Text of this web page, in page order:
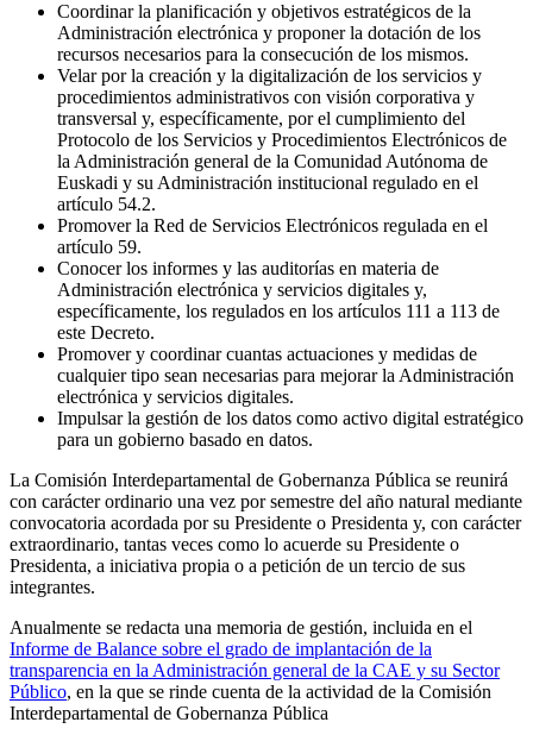
Coordinar la planificación y objetivos estratégicos de la
Administración electrónica y proponer la dotación de los
recursos necesarios para la consecución de los mismos.
Velar por la creación y la digitalización de los servicios y
procedimientos administrativos con visión corporativa y
transversal y, específicamente, por el cumplimiento del
Protocolo de los Servicios y Procedimientos Electrónicos de
la Administración general de la Comunidad Autónoma de
Euskadi y su Administración institucional regulado en el
artículo 54.2.
Promover la Red de Servicios Electrónicos regulada en el
artículo 59.
Conocer los informes y las auditorías en materia de
Administración electrónica y servicios digitales y,
específicamente, los regulados en los artículos 111 a 113 de
este Decreto.
Promover y coordinar cuantas actuaciones y medidas de
cualquier tipo sean necesarias para mejorar la Administración
electrónica y servicios digitales.
Impulsar la gestión de los datos como activo digital estratégico
para un gobierno basado en datos.
La Comisión Interdepartamental de Gobernanza Pública se reunirá
con carácter ordinario una vez por semestre del año natural mediante
convocatoria acordada por su Presidente o Presidenta y, con carácter
extraordinario, tantas veces como lo acuerde su Presidente o
Presidenta, a iniciativa propia o a petición de un tercio de sus
integrantes.
Anualmente se redacta una memoria de gestión, incluida en el
Informe de Balance sobre el grado de implantación de la
transparencia en la Administración general de la CAE y su Sector
Público, en la que se rinde cuenta de la actividad de la Comisión
Interdepartamental de Gobernanza Pública